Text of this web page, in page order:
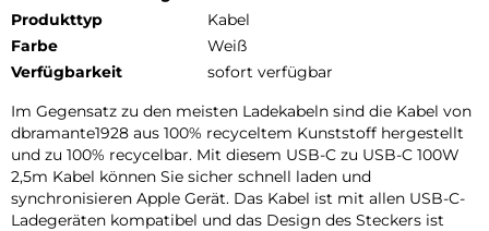
Produkttyp
Kabel
Farbe
Weiß
Verfügbarkeit
sofort verfügbar
Im Gegensatz zu den meisten Ladekabeln sind die Kabel von
dbramante1928 aus 100% recyceltem Kunststoff hergestellt
und zu 100% recycelbar. Mit diesem USB-C zu USB-C 100W
2,5m Kabel können Sie sicher schnell laden und
synchronisieren Apple Gerät. Das Kabel ist mit allen USB-C-
Ladegeräten kompatibel und das Design des Steckers ist